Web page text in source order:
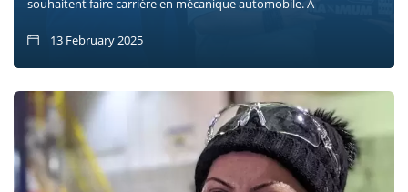
souhaitent faire carrière en mécanique automobile. À
13 February 2025